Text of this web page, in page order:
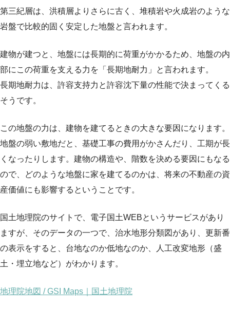
第三紀層は、洪積層よりさらに古く、堆積岩や火成岩のような
岩盤で比較的固く安定した地盤と言われます。
建物が建つと、地盤には長期的に荷重がかかるため、地盤の内
部にこの荷重を支える力を「長期地耐力」と言われます。
長期地耐力は、許容支持力と許容沈下量の性能で決まってくる
そうです。
この地盤の力は、建物を建てるときの大きな要因になります。
地盤の弱い敷地だと、基礎工事の費用がかさんだり、工期が長
くなったりします。建物の構造や、階数を決める要因にもなる
ので、どのような地盤に家を建てるのかは、将来の不動産の資
産価値にも影響するということです。
国土地理院のサイトで、電子国土WEBというサービスがあり
ますが、そのデータの一つで、治水地形分類図があり、更新番
の表示をすると、台地なのか低地なのか、人工改変地形（盛
土・埋立地など）がわかります。
地理院地図 / GSI Maps｜国土地理院